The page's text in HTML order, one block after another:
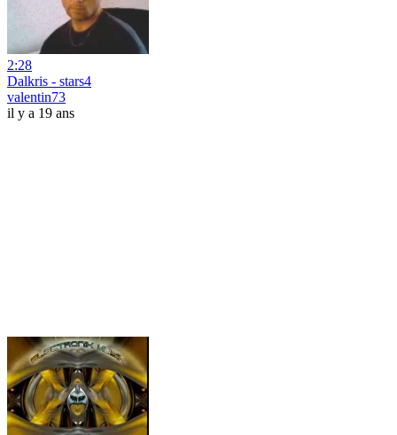
2:28
Dalkris - stars4
valentin73
il y a 19 ans